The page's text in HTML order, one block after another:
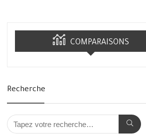
COMPARAISONS
Recherche